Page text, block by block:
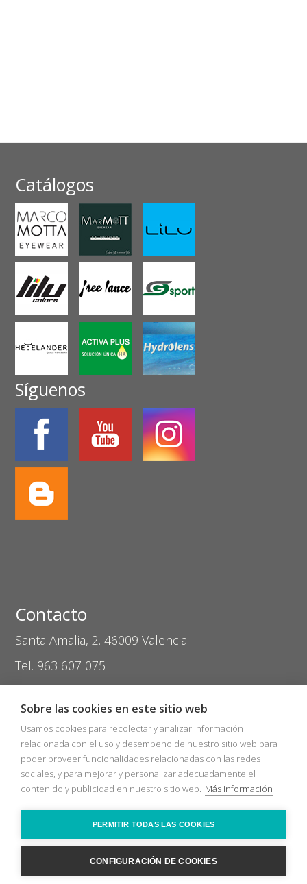
Catálogos
Síguenos
Contacto
Santa Amalia, 2. 46009 Valencia
Tel. 963 607 075
Inicio Catálogos
Nuevos Socios
2026 © Sociedad Cooperativa Coptival Zas VisiónNota legal
Política
Sobre las cookies en este sitio web
Usamos cookies para recolectar y analizar información
relacionada con el uso y desempeño de nuestro sitio web para
poder proveer funcionalidades relacionadas con las redes
sociales, y para mejorar y personalizar adecuadamente el
contenido y publicidad en nuestro sitio web. Más información
PERMITIR TODAS LAS COOKIES
CONFIGURACIÓN DE COOKIES